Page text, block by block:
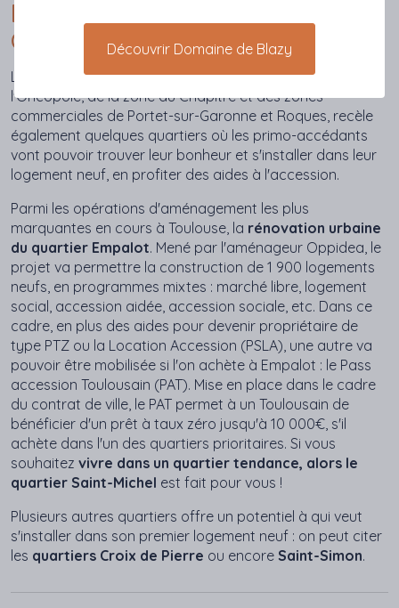
D’EMPALOT, SAINT-SIMON OU
CROIX DE PIERRE
La pointe Sud de la Ville rose, marqué notamment par
l'Oncopole, de la zone du Châpitre et des zones
commerciales de Portet-sur-Garonne et Roques, recèle
également quelques quartiers où les primo-accédants
vont pouvoir trouver leur bonheur et s'installer dans leur
logement neuf, en profiter des aides à l'accession.
Parmi les opérations d'aménagement les plus
marquantes en cours à Toulouse, la rénovation urbaine
du quartier Empalot. Mené par l'aménageur Oppidea, le
projet va permettre la construction de 1 900 logements
neufs, en programmes mixtes : marché libre, logement
social, accession aidée, accession sociale, etc. Dans ce
cadre, en plus des aides pour devenir propriétaire de
type PTZ ou la Location Accession (PSLA), une autre va
pouvoir être mobilisée si l'on achète à Empalot : le Pass
accession Toulousain (PAT). Mise en place dans le cadre
du contrat de ville, le PAT permet à un Toulousain de
bénéficier d'un prêt à taux zéro jusqu'à 10 000€, s'il
achète dans l'un des quartiers prioritaires. Si vous
souhaitez vivre dans un quartier tendance, alors le
quartier Saint-Michel est fait pour vous !
Plusieurs autres quartiers offre un potentiel à qui veut
s'installer dans son premier logement neuf : on peut citer
les quartiers Croix de Pierre ou encore Saint-Simon.
Découvrir Domaine de Blazy